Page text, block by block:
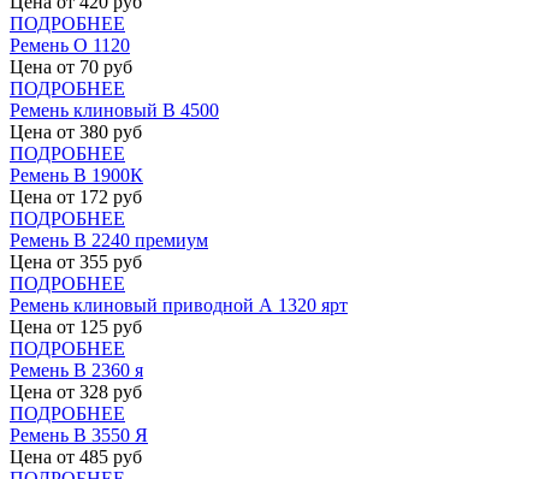
ПОДРОБНЕЕ
Ремень О 1120
Цена от 70 руб
ПОДРОБНЕЕ
Ремень клиновый В 4500
Цена от 380 руб
ПОДРОБНЕЕ
Ремень В 1900К
Цена от 172 руб
ПОДРОБНЕЕ
Ремень В 2240 премиум
Цена от 355 руб
ПОДРОБНЕЕ
Ремень клиновый приводной А 1320 ярт
Цена от 125 руб
ПОДРОБНЕЕ
Ремень В 2360 я
Цена от 328 руб
ПОДРОБНЕЕ
Ремень В 3550 Я
Цена от 485 руб